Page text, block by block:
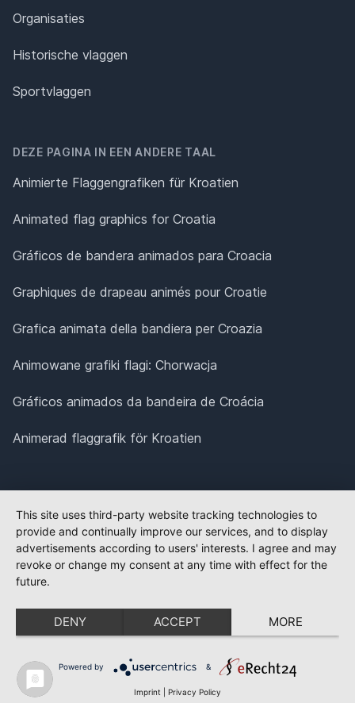
Organisaties
Historische vlaggen
Sportvlaggen
DEZE PAGINA IN EEN ANDERE TAAL
Animierte Flaggengrafiken für Kroatien
Animated flag graphics for Croatia
Gráficos de bandera animados para Croacia
Graphiques de drapeau animés pour Croatie
Grafica animata della bandiera per Croazia
Animowane grafiki flagi: Chorwacja
Gráficos animados da bandeira de Croácia
Animerad flaggrafik för Kroatien
This site uses third-party website tracking technologies to
provide and continually improve our services, and to display
advertisements according to users' interests. I agree and may
revoke or change my consent at any time with effect for the
future.
DENY ACCEPT MORE
Powered by &
Imprint Privacy Policy